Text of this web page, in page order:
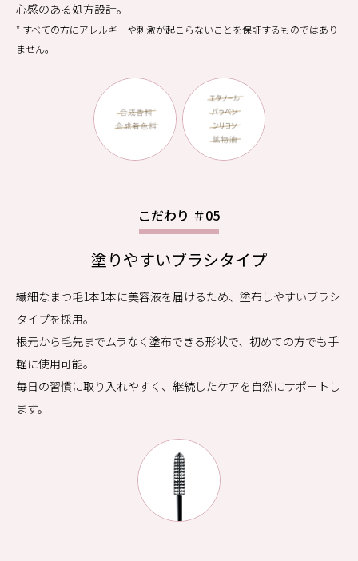
心感のある処方設計。
* すべての方にアレルギーや刺激が起こらないことを保証するものではあり
ません。
こだわり ＃05
塗りやすいブラシタイプ
繊細なまつ毛1本1本に美容液を届けるため、塗布しやすいブラシ
タイプを採用。
根元から毛先までムラなく塗布できる形状で、初めての方でも手
軽に使用可能。
毎日の習慣に取り入れやすく、継続したケアを自然にサポートし
ます。